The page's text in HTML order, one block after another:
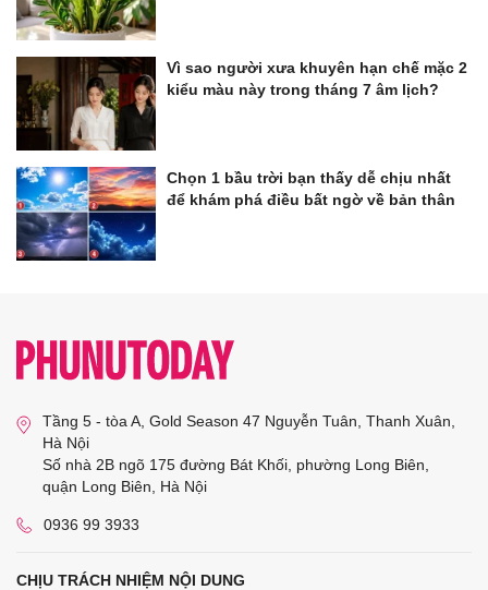
Vì sao người xưa khuyên hạn chế mặc 2
kiểu màu này trong tháng 7 âm lịch?
Chọn 1 bầu trời bạn thấy dễ chịu nhất
để khám phá điều bất ngờ về bản thân
Tầng 5 - tòa A, Gold Season 47 Nguyễn Tuân, Thanh Xuân,
Hà Nội
Số nhà 2B ngõ 175 đường Bát Khối, phường Long Biên,
quận Long Biên, Hà Nội
0936 99 3933
CHỊU TRÁCH NHIỆM NỘI DUNG